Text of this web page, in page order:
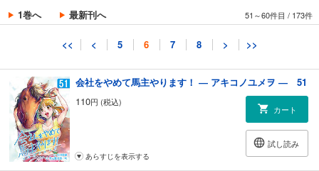
1巻へ 最新刊へ 51～60件目 / 173件
<< < 5 6 7 8 > >>
会社をやめて馬主やります！ ― アキコノユメヲ ― 51
110円 (税込)
カート
試し読み
あらすじを表示する